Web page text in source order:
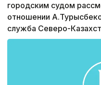
городским судом
отношении
служба Северо-